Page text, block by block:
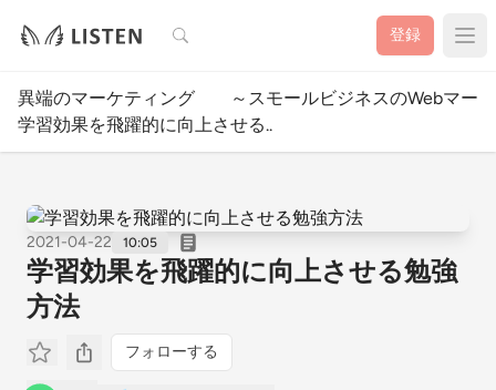
検索 登録
異端のマーケティング ～スモールビジネスのWebマーケ
学習効果を飛躍的に向上させる..
2021-04-22 10:05
学習効果を飛躍的に向上させる勉強
方法
フォローする